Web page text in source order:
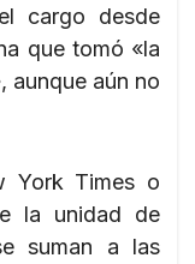
cargo desde
que tomó «la
aunque aún no
York Times o
la unidad de
suman a las